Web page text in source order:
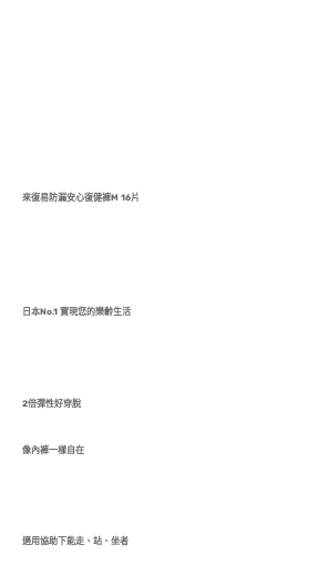
來復易防漏安心復健褲M 16片
日本No.1 實現您的樂齡生活
2倍彈性好穿脫
像內褲一樣自在
適用協助下能走、站、坐者